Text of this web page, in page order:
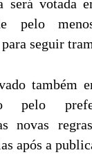
será votada
pelo
seguir
também
pelo
novas
após a